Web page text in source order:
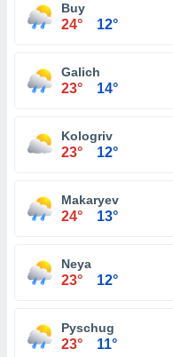
Buy
24° 12°
Galich
23° 14°
Kologriv
23° 12°
Makaryev
24° 13°
Neya
23° 12°
Pyschug
23° 11°